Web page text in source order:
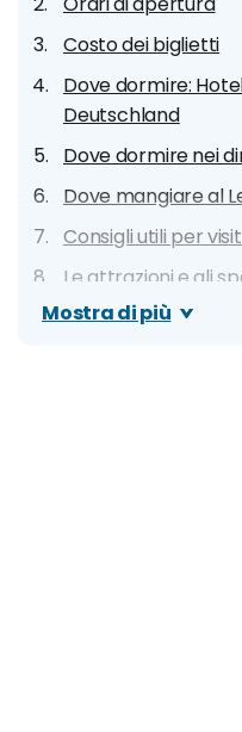
Costo dei biglietti
Dove dormire:
Deutschland
Dove dormire nei
Dove mangiare al
Consigli utili per
Le attrazioni e gli
Deutschland
Mostra di più